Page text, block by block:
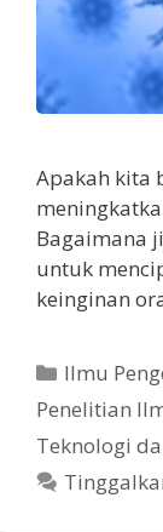
Apakah kita
Bagaimana
untuk
keinginan
Kategori
Ilmu
Penelitian
Teknologi